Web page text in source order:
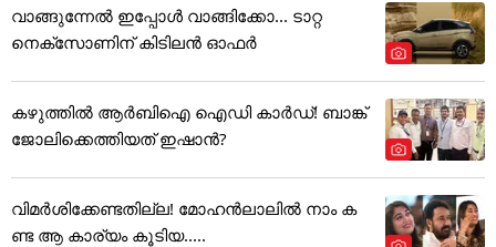
വാങ്ങുന്നേൽ ഇപ്പോൾ വാങ്ങിക്കോ... ടാറ്റ
നെക്സോണിന് കിടിലൻ ഓഫർ
കഴുത്തില്‍ ആര്‍ബിഐ ഐഡി കാര്‍ഡ്! ബാങ്ക്
ജോലിക്കെത്തിയത് ഇഷാന്‍?
വിമർശിക്കേണ്ടതില്ല! മോഹൻലാലിൽ നാം ക
ണ്ട ആ കാര്യം കൂടിയ.....